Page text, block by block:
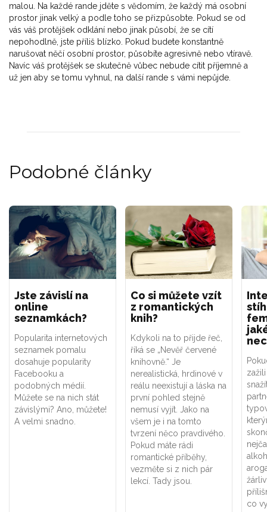
malou. Na každé rande jděte s vědomím, že každý má osobní
prostor jinak velký a podle toho se přizpůsobte. Pokud se od
vás váš protějšek odklání nebo jinak působí, že se cítí
nepohodlně, jste příliš blízko. Pokud budete konstantně
narušovat něčí osobní prostor, působíte agresivně nebo vtíravě.
Navíc váš protějšek se skutečně vůbec nebude cítit příjemně a
už jen aby se tomu vyhnul, na další rande s vámi nepůjde.
Podobné články
Jste závislí na
online
seznamkách?
Popularita internetových
seznamek pomalu
dosahuje popularity
Facebooku a
podobných médií.
Můžete se na nich stát
závislými? Ano, můžete!
A velmi snadno.
Co si můžete vzít
z romantických
knih?
Kdykoli na to přijde řeč,
říká se „Nevěř červené
knihovně.“ Je
nerealistická, hrdinové v
reálu neexistují a láska na
první pohled stejně
nemusí vyjít. Jako na
všem je i na tomto
tvrzení něco pravdivého.
Pokud máte rádi
romantické příběhy,
vezměte si z nich pár
lekcí. Tady jsou.
co